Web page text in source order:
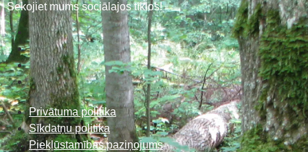
Sekojiet mums sociālajos tīklos!
Privātuma politika
Sīkdatņu politika
Piekļūstamības paziņojums